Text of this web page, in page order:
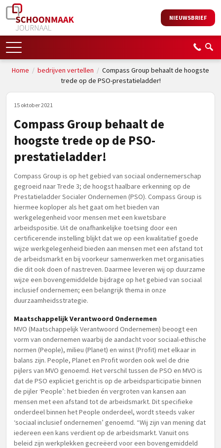
NIEUWSBRIEF
Home / bedrijven vertellen / Compass Group behaalt de hoogste
trede op de PSO-prestatieladder!
15 oktober 2021
Compass Group behaalt de
hoogste trede op de PSO-
prestatieladder!
Compass Group is op het gebied van sociaal ondernemerschap
gegroeid naar Trede 3; de hoogst haalbare erkenning op de
Prestatieladder Socialer Ondernemen (PSO). Compass Group is
hiermee koploper als het gaat om het bieden van
werkgelegenheid voor mensen met een kwetsbare
arbeidspositie. Uit de onafhankelijke toetsing door een
certificerende instelling blijkt dat we op een kwalitatief goede
wijze werkgelegenheid bieden aan mensen met een afstand tot
de arbeidsmarkt en bij voorkeur samenwerken met organisaties
die dit ook doen of nastreven. Daarmee leveren wij op duurzame
wijze een bovengemiddelde bijdrage op het gebied van sociaal
inclusief ondernemen; een belangrijk thema in onze
duurzaamheidsstrategie.
Maatschappelijk Verantwoord Ondernemen
MVO (Maatschappelijk Verantwoord Ondernemen) beoogt een
vorm van ondernemen waarbij de aandacht voor sociaal-ethische
normen (People), milieu (Planet) en winst (Profit) met elkaar in
balans zijn. People, Planet en Profit worden ook wel de drie
pijlers van MVO genoemd. Het verschil tussen de PSO en MVO is
dat de PSO expliciet gericht is op de arbeidsparticipatie binnen
de pijler ‘People’: het bieden én vergroten van kansen aan
mensen met een afstand tot de arbeidsmarkt. Dit specifieke
onderdeel binnen het People onderdeel, wordt steeds vaker
‘sociaal inclusief ondernemen’ genoemd. “Wij zijn van mening dat
iedereen een kans verdient op de arbeidsmarkt. Vanuit ons
beleid zijn werkplekken gecreëerd voor een bovengemiddeld